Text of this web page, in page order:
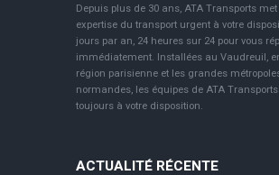
Depuis plus de 30 ans, ATA Transports
expertise du transport urgent à votre
jours par an, 24 heures sur 24 pour vous
immédiatement. Installées au Vaudreuil,
région parisienne et les grandes
normandes, les équipes de ATA
toujours à votre disposition.
ACTUALITÉ RÉCENTE